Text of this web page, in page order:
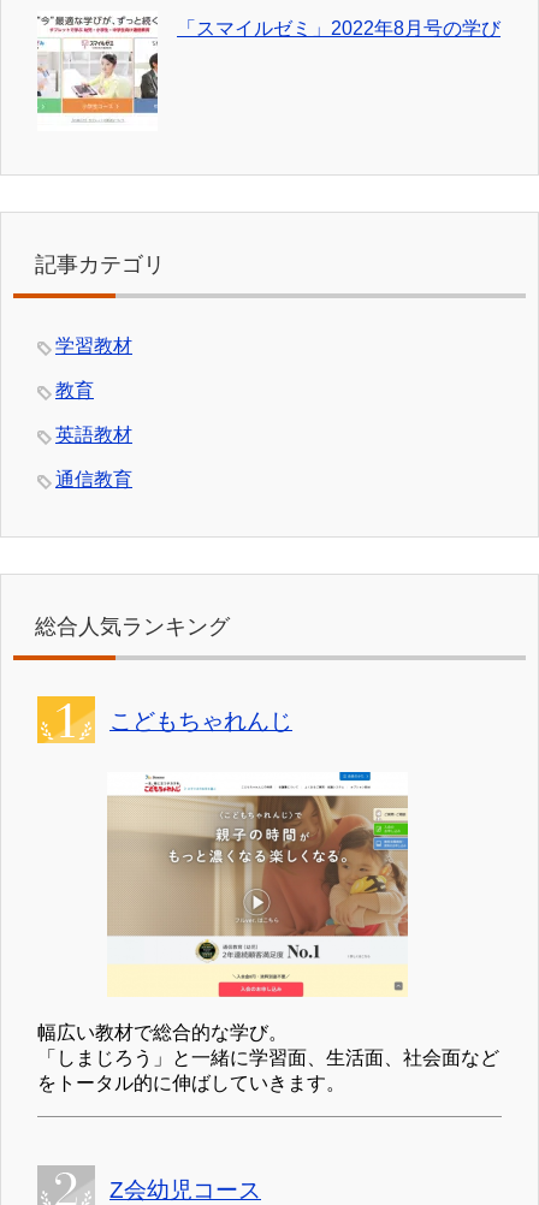
「スマイルゼミ」2022年8月号の学び
記事カテゴリ
学習教材
教育
英語教材
通信教育
総合人気ランキング
こどもちゃれんじ
幅広い教材で総合的な学び。
「しまじろう」と一緒に学習面、生活面、社会面など
をトータル的に伸ばしていきます。
Z会幼児コース